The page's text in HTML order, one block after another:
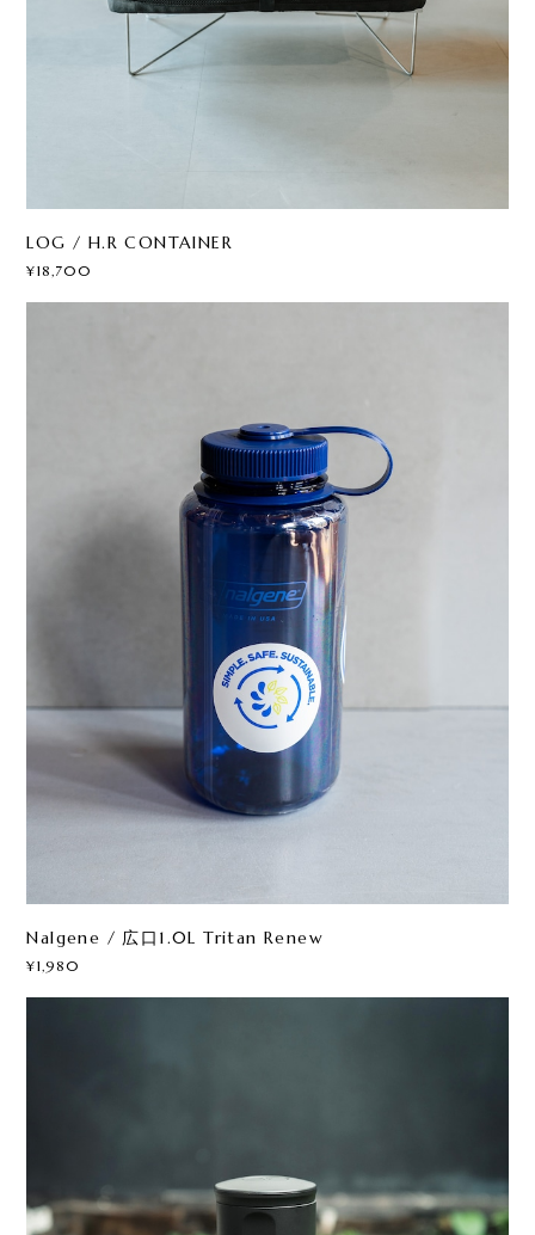
LOG / H.R CONTAINER
¥18,700
Nalgene / 広口1.0L Tritan Renew
¥1,980